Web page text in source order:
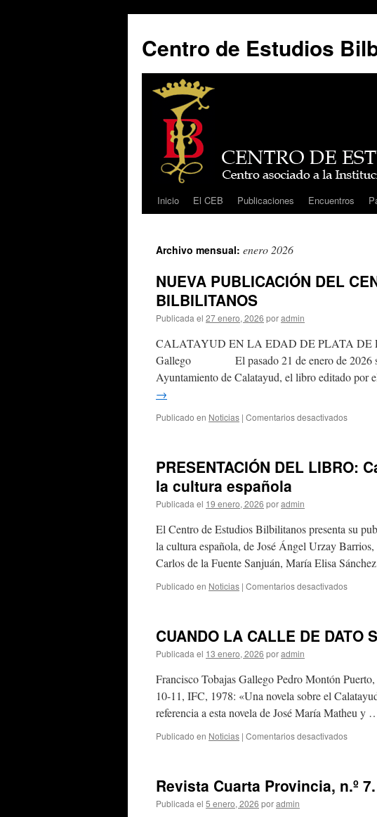
Centro de Estudios
Saltar
contenido
Inicio El CEB Publicaciones Encuentros
Archivo mensual: enero 2026
NUEVA PUBLICACIÓN DEL
BILBILITANOS
Publicada el 27 enero, 2026 poradmin
CALATAYUD EN LA EDAD DE PLATA DE
Gallego El pasado 21 de enero de 2026 se
Ayuntamiento de Calatayud, el libro editado
→
Publicado en Noticias | Comentarios desactivadosen
PRESENTACIÓN DEL LIBRO:
la cultura española
Publicada el 19 enero, 2026 poradmin
El Centro de Estudios Bilbilitanos presenta su
la cultura española, de José Ángel Urzay
Carlos de la Fuente Sanjuán, María Elisa
Publicado en Noticias | Comentarios desactivadosen
Edad
de
Plata
de
cultura
CUANDO LA CALLE DE DATO
Publicada el 13 enero, 2026 poradmin
Francisco Tobajas Gallego Pedro Montón
10-11, IFC, 1978: «Una novela sobre el
referencia a esta novela de José María Matheu y
Publicado en Noticias | Comentarios desactivadosen
DE
Revista Cuarta Provincia, n.º 7.
Publicada el 5 enero, 2026 poradmin